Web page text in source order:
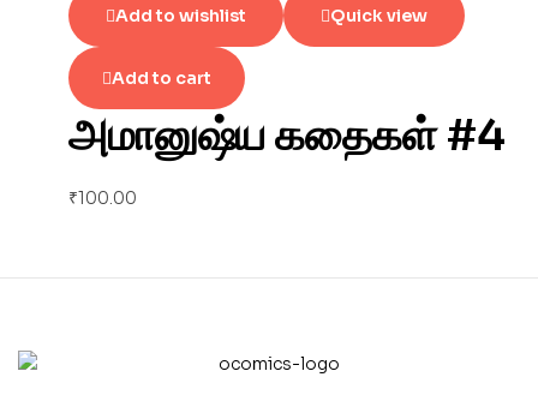
Add to wishlist Quick view
Add to cart
அமானுஷ்ய கதைகள் #4
₹100.00